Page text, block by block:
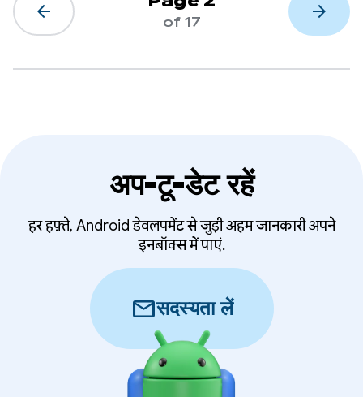
arrow_back of 17 arrow_forward
अप-टू-डेट रहें
हर हफ़्ते, Android डेवलपमेंट से जुड़ी अहम जानकारी अपने
इनबॉक्स में पाएं.
mailसदस्यता लें